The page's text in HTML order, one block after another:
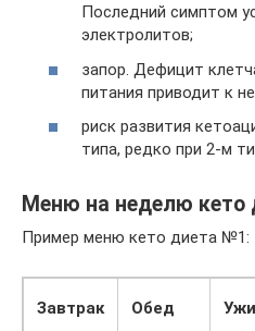
Последний симптом
электролитов;
запор. Дефицит
питания приводит к
риск развития
типа, редко при 2-м
Меню на неделю кето
Пример меню кето диета №1:
Завтрак Обед